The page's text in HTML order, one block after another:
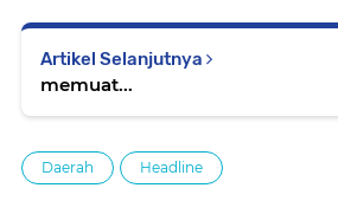
Artikel Selanjutnya
memuat...
Daerah Headline